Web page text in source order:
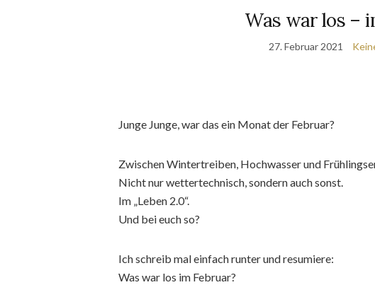
Was war los –
27. Februar 2021
Junge Junge, war das ein Monat der Februar?
Zwischen Wintertreiben, Hochwasser und
Nicht nur wettertechnisch, sondern auch sonst.
Im „Leben 2.0“.
Und bei euch so?
Ich schreib mal einfach runter und resumiere:
Was war los im Februar?